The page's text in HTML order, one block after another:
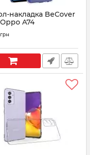
накладка BeCover
A74
грн